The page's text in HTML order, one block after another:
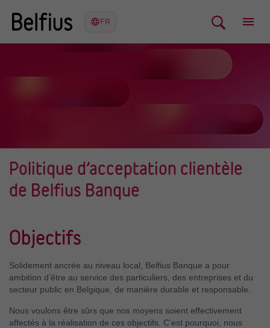
Politique d’acceptation clientèle
de Belfius Banque
Objectifs
Solidement ancrée au niveau local, Belfius Banque a pour
ambition d’être au service des particuliers, des entreprises et du
secteur public en Belgique, de manière durable et responsable.
Nous voulons être sûrs que nos moyens soient effectivement
affectés à la réalisation de ces objectifs. C’est pourquoi, nous